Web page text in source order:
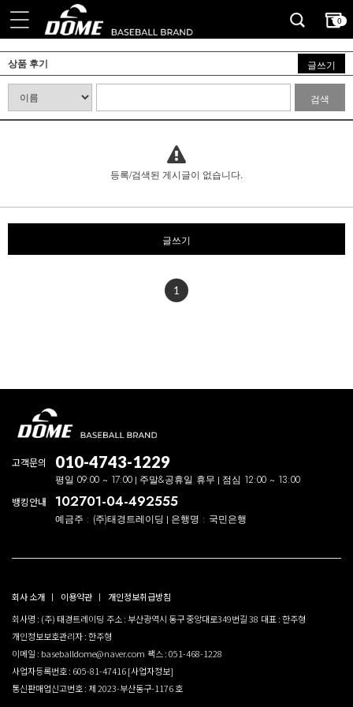
0
상품 후기 글쓰기
검색
등록/검색된 게시글이 없습니다.
글쓰기
1
고객문의 010-4743-1229
평일 09:00 ~ 17:00 주말&공휴일 휴무 점심 12:00 ~ 13:00
뱅킹안내 102701-04-492555
예금주 : (주)태경트레이딩 은행명 : 국민은행
회사 소개 이용약관
개인정보취급방침
회사명 : (주) 태경트레이딩 주소 : 부산광역시 동구 중앙대로349번길 38 대표 : 한주형
개인정보보호관리자 : 한주형
이메일 : baseballdome@naver.com 팩스 : 051-468-1228
사업자등록번호 : 605-81-47416[사업자정보]
통신판매업신고번호 : 제 2023-부산동구-1176 호